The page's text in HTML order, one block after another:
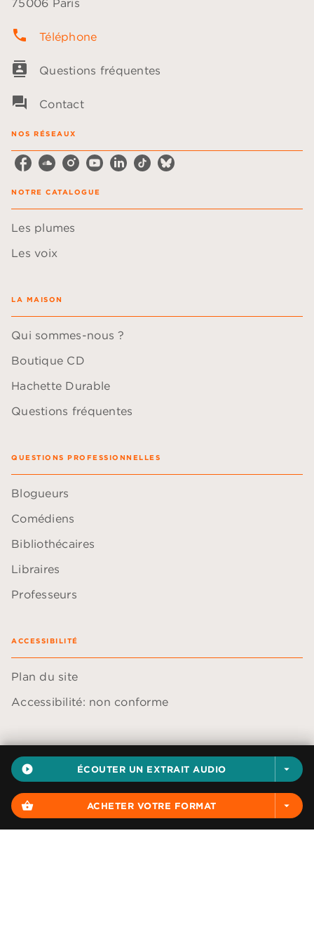
play_circle_filled ÉCOUTER UN EXTRAIT AUDIO arrow_drop_down
shopping_basket ACHETER VOTRE FORMAT arrow_drop_down
75006 Paris
phone Téléphone
contacts Questions fréquentes
question_answer Contact
NOS RÉSEAUX
NOTRE CATALOGUE
Les plumes
Les voix
LA MAISON
Qui sommes-nous ?
Boutique CD
Hachette Durable
Questions fréquentes
QUESTIONS PROFESSIONNELLES
Blogueurs
Comédiens
Bibliothécaires
Libraires
Professeurs
ACCESSIBILITÉ
Plan du site
Accessibilité: non conforme
Données personnelles
Paramétrer vos cookies
Mentions légales
Conditions générales d'utilisation